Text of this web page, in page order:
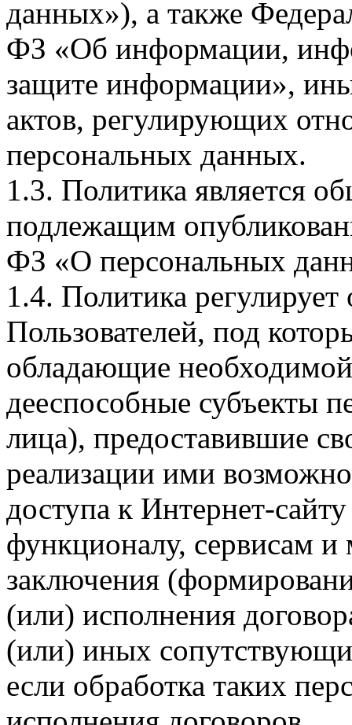
данных»), а также
ФЗ «Об информации,
защите информации»,
актов, регулирующих
персональных данных.
1.3. Политика является
подлежащим
ФЗ «О персональных
1.4. Политика
Пользователей, под
обладающие
дееспособные субъекты
лица), предоставившие
реализации ими
доступа к Интернет-
функционалу, сервисам и
заключения
(или) исполнения
(или) иных
если обработка таких